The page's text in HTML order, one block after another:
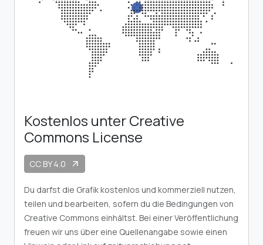
Kostenlos unter Creative
Commons License
CC BY 4.0 arrow_outward
Du darfst die Grafik kostenlos und kommerziell nutzen,
teilen und bearbeiten, sofern du die Bedingungen von
Creative Commons einhältst. Bei einer Veröffentlichung
freuen wir uns über eine Quellenangabe sowie einen